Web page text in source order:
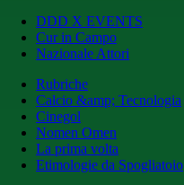
DDD X EVENTS
Cur in Campo
Nazionale Attori
Rubriche
Calcio &amp; Tecnologia
Cinegol
Nomen Omen
La prima volta
Etimologie da Spogliatoio